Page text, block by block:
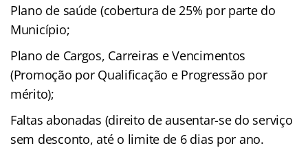
Plano de saúde (cobertura de 25% por parte do
Município;
Plano de Cargos, Carreiras e Vencimentos
(Promoção por Qualificação e Progressão por
mérito);
Faltas abonadas (direito de ausentar-se do serviço
sem desconto, até o limite de 6 dias por ano.